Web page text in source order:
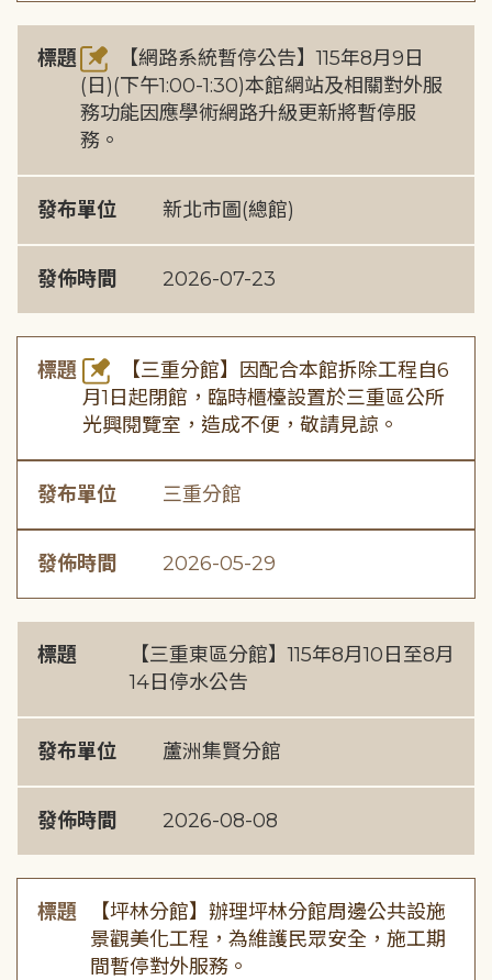
標題
【網路系統暫停公告】115年8月9日
(日)(下午1:00-1:30)本館網站及相關對外服
務功能因應學術網路升級更新將暫停服
務。
發布單位 新北市圖(總館)
發佈時間 2026-07-23
標題
【三重分館】因配合本館拆除工程自6
月1日起閉館，臨時櫃檯設置於三重區公所
光興閱覽室，造成不便，敬請見諒。
發布單位 三重分館
發佈時間 2026-05-29
標題
【三重東區分館】115年8月10日至8月
14日停水公告
發布單位 蘆洲集賢分館
發佈時間 2026-08-08
標題
【坪林分館】辦理坪林分館周邊公共設施
景觀美化工程，為維護民眾安全，施工期
間暫停對外服務。